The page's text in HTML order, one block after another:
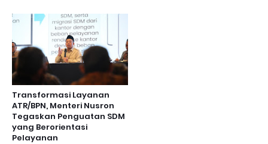
Transformasi Layanan
ATR/BPN, Menteri Nusron
Tegaskan Penguatan SDM
yang Berorientasi
Pelayanan